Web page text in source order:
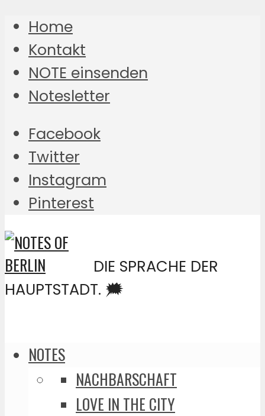
Home
Kontakt
NOTE einsenden
Notesletter
Facebook
Twitter
Instagram
Pinterest
DIE SPRACHE DER
HAUPTSTADT. 🗯️
NOTES
NACHBARSCHAFT
LOVE IN THE CITY